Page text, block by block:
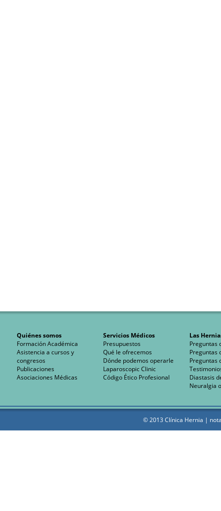
Quiénes somos
Formación Académica
Asistencia a cursos y
congresos
Publicaciones
Asociaciones Médicas
Servicios Médicos
Presupuestos
Qué le ofrecemos
Dónde podemos operarle
Laparoscopic Clinic
Código Ético Profesional
Las
Preguntas
Preguntas
Preguntas
Diastasis
Neuralgia
© 2013 Clínica Hernia |